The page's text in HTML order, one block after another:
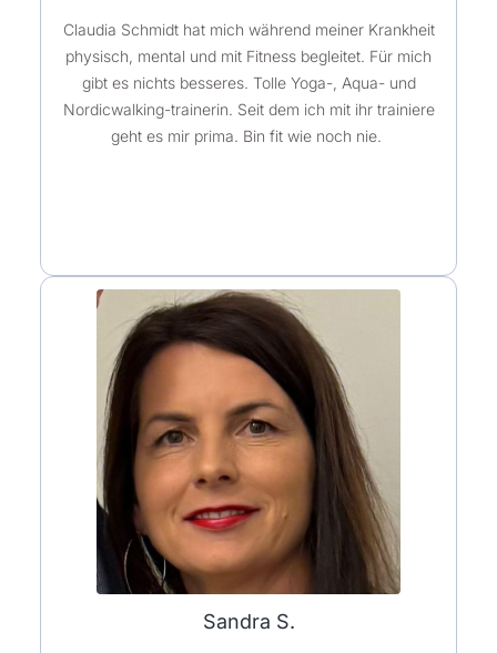
Claudia Schmidt hat mich während meiner Krankheit
physisch, mental und mit Fitness begleitet. Für mich
gibt es nichts besseres. Tolle Yoga-, Aqua- und
Nordicwalking-trainerin. Seit dem ich mit ihr trainiere
geht es mir prima. Bin fit wie noch nie.
Sandra S.